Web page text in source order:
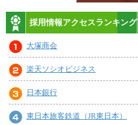
採用情報アクセスランキング
大塚商会
楽天ソシオビジネス
日本銀行
東日本旅客鉄道（JR東日本）